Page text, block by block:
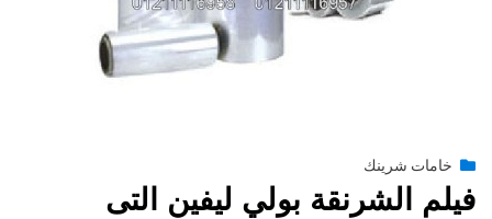
by engmansyPosted
on
يناير 28, 2015
خامات شرينك
فيلم الشرنقة بولي ليفين التى